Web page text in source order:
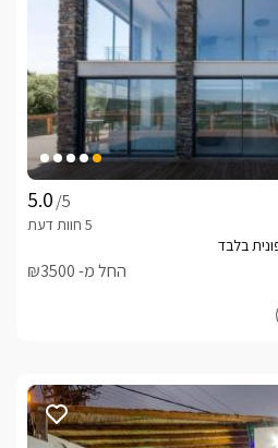
/5
החל מ- ₪3500